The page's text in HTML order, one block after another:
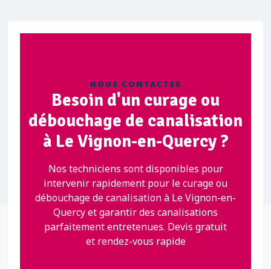
NOUS CONTACTER
Besoin d'un curage ou
débouchage de canalisation
à Le Vignon-en-Quercy ?
Nos techniciens sont disponibles pour
intervenir rapidement pour le curage ou
débouchage de canalisation à Le Vignon-en-
Quercy et garantir des canalisations
parfaitement entretenues. Devis gratuit
et rendez-vous rapide